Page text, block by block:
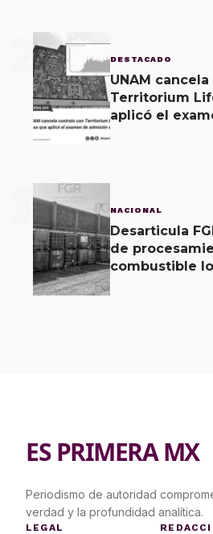
2 DESTACADO
UNAM
Territorium
aplicó el
3 NACIONAL
Desarticula
de
combustible
ES PRIMERA MX
Periodismo de autoridad
verdad y la profundidad analítica.
LEGAL